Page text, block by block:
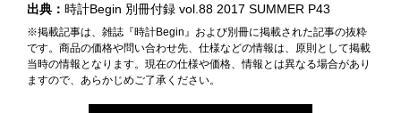
出典： 時計Begin 別冊付録 vol.88 2017 SUMMER P43
※掲載記事は、雑誌『時計Begin』および別冊に掲載された記事の抜粋
です。商品の価格や問い合わせ先、仕様などの情報は、原則として掲載
当時の情報となります。現在の仕様や価格、情報とは異なる場合があり
ますので、あらかじめご了承ください。